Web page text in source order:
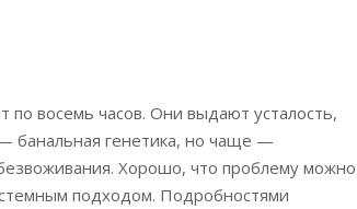
по восемь часов. Они выдают усталость,
банальная генетика, но чаще —
Хорошо, что проблему можно
подходом. Подробностями